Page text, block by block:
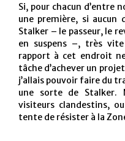
Si, pour chacun d’entre
une première, si aucun
Stalker – le passeur, le
en suspens –, très
rapport à cet endroit
tâche d’achever un
j’allais pouvoir faire du
une sorte de Stalker.
visiteurs clandestins,
tente de résister à la